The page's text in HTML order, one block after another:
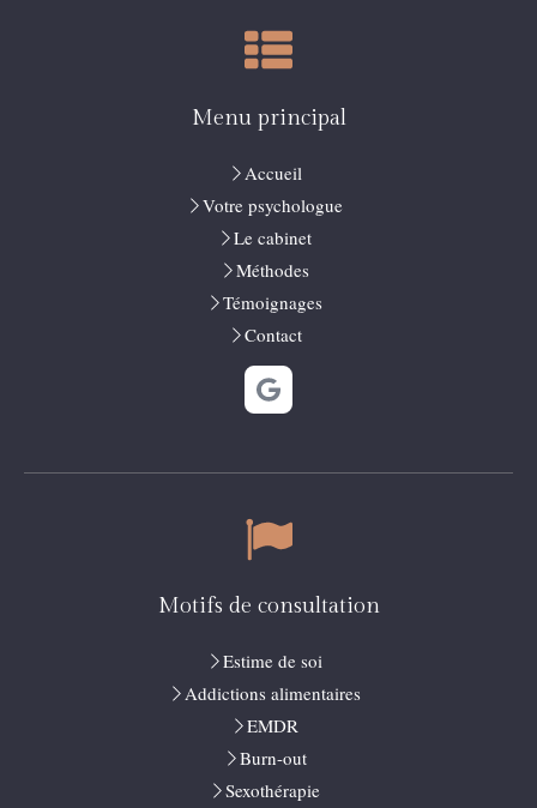
Menu principal
Accueil
Votre psychologue
Le cabinet
Méthodes
Témoignages
Contact
Motifs de consultation
Estime de soi
Addictions alimentaires
EMDR
Burn-out
Sexothérapie